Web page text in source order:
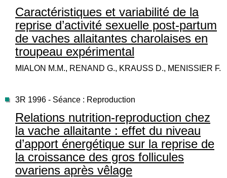
Caractéristiques et variabilité de la
reprise d’activité sexuelle post-partum
de vaches allaitantes charolaises en
troupeau expérimental
MIALON M.M., RENAND G., KRAUSS D., MENISSIER F.
3R 1996 - Séance : Reproduction
Relations nutrition-reproduction chez
la vache allaitante : effet du niveau
d’apport énergétique sur la reprise de
la croissance des gros follicules
ovariens après vêlage